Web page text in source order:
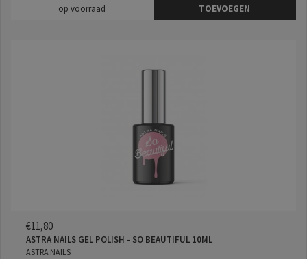
op voorraad TOEVOEGEN
€11,80
ASTRA NAILS GEL POLISH - SO BEAUTIFUL 10ML
ASTRA NAILS